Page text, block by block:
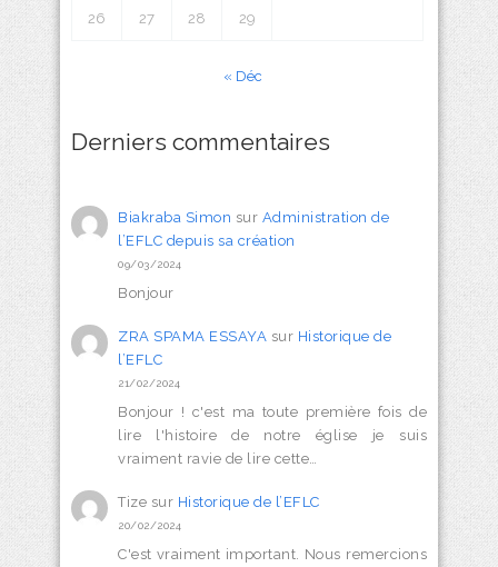
26 27 28 29
« Déc
Derniers commentaires
Biakraba Simon sur Administration de
l’EFLC depuis sa création
09/03/2024
Bonjour
ZRA SPAMA ESSAYA sur Historique de
l’EFLC
21/02/2024
Bonjour ! c'est ma toute première fois de
lire l'histoire de notre église je suis
vraiment ravie de lire cette…
Tize sur Historique de l’EFLC
20/02/2024
C'est vraiment important. Nous remercions